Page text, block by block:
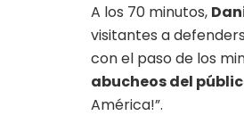
A los 70 minutos,
visitantes a
con el paso de los
abucheos del
América!”.